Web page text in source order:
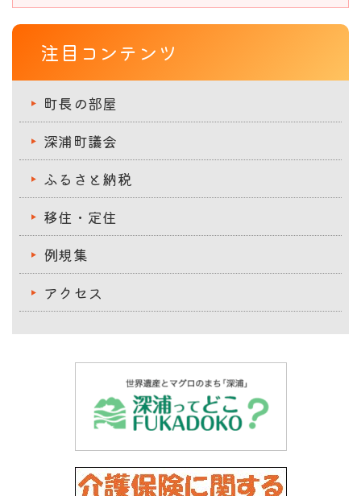
注目コンテンツ
町長の部屋
深浦町議会
ふるさと納税
移住・定住
例規集
アクセス